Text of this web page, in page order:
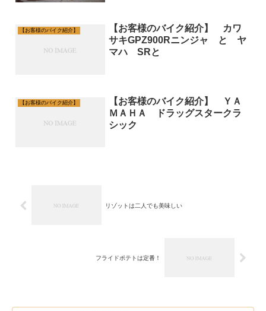
【お客様のバイク紹介】
【お客様のバイク紹介】 カワ
サキGPZ900Rニンジャ と ヤ
マハ SRと
【お客様のバイク紹介】
【お客様のバイク紹介】 ＹＡ
ＭＡＨＡ ドラッグスタークラ
シック
リゾットは二人でも美味しい
フライドポテトは定番！